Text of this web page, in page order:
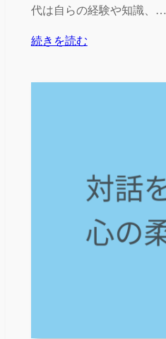
代は自らの経験や知識、…
続きを読む